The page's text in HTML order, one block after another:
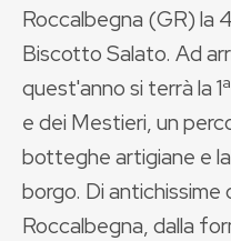
Roccalbegna (GR) la
Biscotto Salato. Ad
quest'anno si terrà la
e dei Mestieri, un
botteghe artigiane e
borgo. Di antichissime
Roccalbegna, dalla